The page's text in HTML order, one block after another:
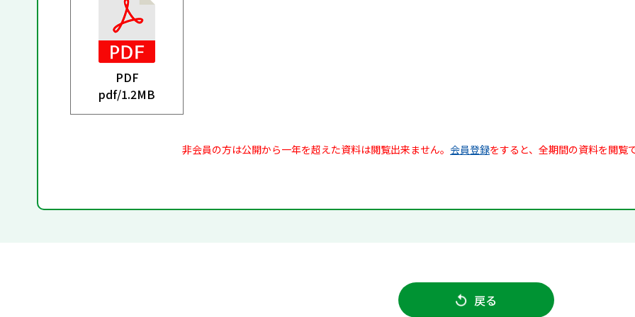
PDF
pdf/1.2MB
非会員の方は公開から一年を超えた資料は閲覧出来ません。 会員登録をすると、全期間の資料を閲覧
戻る